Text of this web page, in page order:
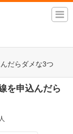
だらダメな3つ
を申込んだら